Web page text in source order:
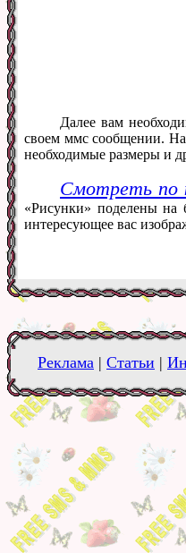
Далее вам
своем ммс сообщении.
необходимые размеры и
Смотреть по
«Рисунки» поделены на
интересующее вас
Реклама | Статьи |